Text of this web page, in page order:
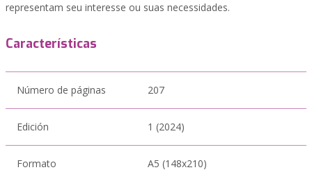
representam seu interesse ou suas necessidades.
Características
Número de páginas 207
Edición 1 (2024)
Formato A5 (148x210)